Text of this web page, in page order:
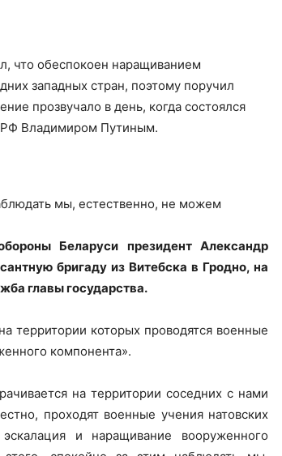
что обеспокоен наращиванием
западных стран, поэтому поручил
прозвучало в день, когда состоялся
Владимиром Путиным.
мы, естественно, не можем
Беларуси президент Александр
бригаду из Витебска в Гродно, на
главы государства.
территории которых проводятся военные
компонента».
на территории соседних с нами
проходят военные учения натовских
и наращивание вооруженного